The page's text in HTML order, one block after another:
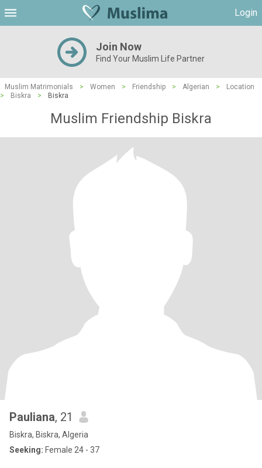
Login
Join Now
Find Your Muslim Life Partner
Muslim Matrimonials > Women > Friendship > Algerian >
Location
>
Biskra > Biskra
Muslim Friendship Biskra
Pauliana, 21
Biskra, Biskra, Algeria
Seeking: Female 24 - 37